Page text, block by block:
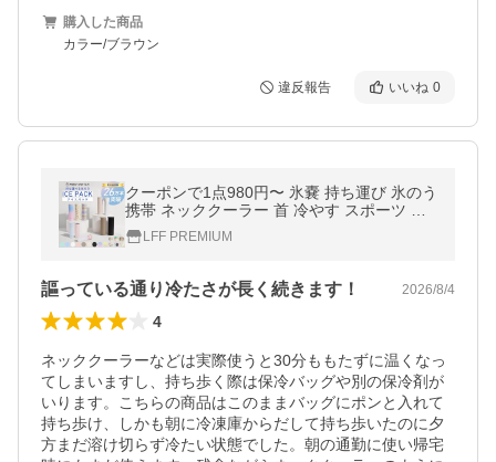
購入した商品
カラー/ブラウン
違反報告 いいね 0
クーポンで1点980円〜 氷嚢 持ち運び 氷のう
携帯 ネッククーラー 首 冷やす スポーツ 水
筒 魔法瓶 保冷 アイシングバッグ アイスパッ
ク 熱中症対策グッズ
LFF PREMIUM
謳っている通り冷たさが長く続きます！ 2026/8/4
4
ネッククーラーなどは実際使うと30分ももたずに温くなっ
てしまいますし、持ち歩く際は保冷バッグや別の保冷剤が
いります。こちらの商品はこのままバッグにポンと入れて
持ち歩け、しかも朝に冷凍庫からだして持ち歩いたのに夕
方まだ溶け切らず冷たい状態でした。朝の通勤に使い帰宅